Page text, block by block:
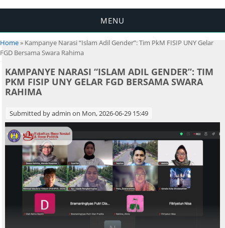
MENU
You are here
Home» Kampanye Narasi “Islam Adil Gender”: Tim PkM FISIP UNY Gelar
FGD Bersama Swara Rahima
KAMPANYE NARASI “ISLAM ADIL GENDER”: TIM
PKM FISIP UNY GELAR FGD BERSAMA SWARA
RAHIMA
Submitted byadmin on Mon, 2026-06-29 15:49